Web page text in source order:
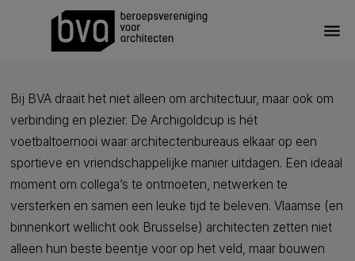
menu
Bij BVA draait het niet alleen om architectuur, maar ook om
verbinding en plezier. De Archigoldcup is hét
voetbaltoernooi waar architectenbureaus elkaar op een
sportieve en vriendschappelijke manier uitdagen. Een ideaal
moment om collega’s te ontmoeten, netwerken te
versterken en samen een leuke tijd te beleven. Vlaamse (en
binnenkort wellicht ook Brusselse) architecten zetten niet
alleen hun beste beentje voor op het veld, maar bouwen